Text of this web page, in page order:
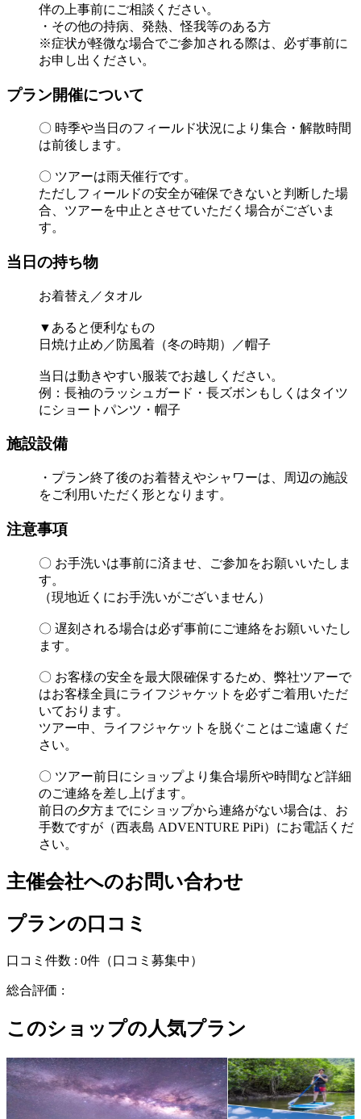
伴の上事前にご相談ください。
・その他の持病、発熱、怪我等のある方
※症状が軽微な場合でご参加される際は、必ず事前に
お申し出ください。
プラン開催について
〇 時季や当日のフィールド状況により集合・解散時間
は前後します。
〇 ツアーは雨天催行です。
ただしフィールドの安全が確保できないと判断した場
合、ツアーを中止とさせていただく場合がございま
す。
当日の持ち物
お着替え／タオル
▼あると便利なもの
日焼け止め／防風着（冬の時期）／帽子
当日は動きやすい服装でお越しください。
例：長袖のラッシュガード・長ズボンもしくはタイツ
にショートパンツ・帽子
施設設備
・プラン終了後のお着替えやシャワーは、周辺の施設
をご利用いただく形となります。
注意事項
〇 お手洗いは事前に済ませ、ご参加をお願いいたしま
す。
（現地近くにお手洗いがございません）
〇 遅刻される場合は必ず事前にご連絡をお願いいたし
ます。
〇 お客様の安全を最大限確保するため、弊社ツアーで
はお客様全員にライフジャケットを必ずご着用いただ
いております。
ツアー中、ライフジャケットを脱ぐことはご遠慮くだ
さい。
〇 ツアー前日にショップより集合場所や時間など詳細
のご連絡を差し上げます。
前日の夕方までにショップから連絡がない場合は、お
手数ですが（西表島 ADVENTURE PiPi）にお電話くだ
さい。
主催会社へのお問い合わせ
プランの口コミ
口コミ件数 : 0件 （口コミ募集中）
総合評価 :
このショップの人気プラン